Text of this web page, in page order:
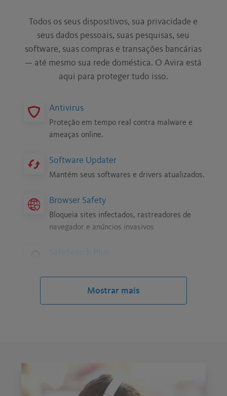
Todos os seus dispositivos, sua privacidade e
seus dados pessoais, suas pesquisas, seu
software, suas compras e transações bancárias
— até mesmo sua rede doméstica. O Avira está
aqui para proteger tudo isso.
Antivirus
Proteção em tempo real contra malware e
ameaças online.
Software Updater
Mantém seus softwares e drivers atualizados.
Browser Safety
Bloqueia sites infectados, rastreadores de
navegador e anúncios invasivos
só que mais seguro
Safe Shopping
Mostrar mais